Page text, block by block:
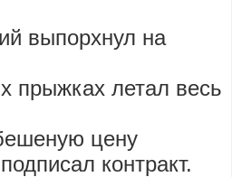
выпорхнул на
прыжках летал весь
цену
контракт.